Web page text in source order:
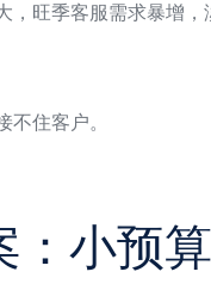
旺季客服需求暴增，
住客户。
：小预